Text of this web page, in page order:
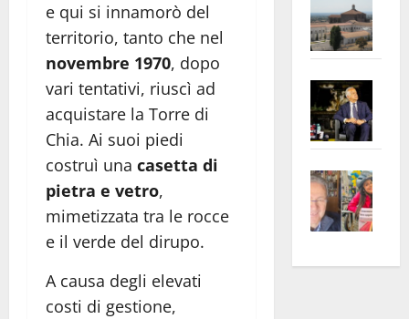
e qui si innamorò del
territorio, tanto che nel
novembre 1970, dopo
vari tentativi, riuscì ad
acquistare la Torre di
Chia. Ai suoi piedi
costruì una casetta di
pietra e vetro,
mimetizzata tra le rocce
e il verde del dirupo.
A causa degli elevati
costi di gestione,
euro
apre